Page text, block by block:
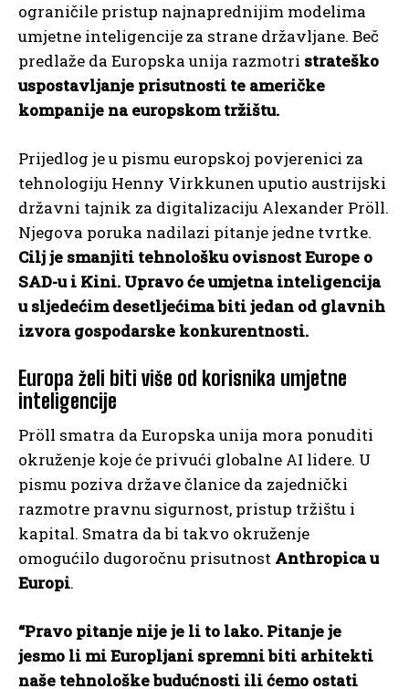
ograničile pristup najnaprednijim modelima
umjetne inteligencije za strane državljane. Beč
predlaže da Europska unija razmotri strateško
uspostavljanje prisutnosti te američke
kompanije na europskom tržištu.
Prijedlog je u pismu europskoj povjerenici za
tehnologiju Henny Virkkunen uputio austrijski
državni tajnik za digitalizaciju Alexander Pröll.
Njegova poruka nadilazi pitanje jedne tvrtke.
Cilj je smanjiti tehnološku ovisnost Europe o
SAD-u i Kini. Upravo će umjetna inteligencija
u sljedećim desetljećima biti jedan od glavnih
izvora gospodarske konkurentnosti.
Europa želi biti više od korisnika umjetne
inteligencije
Pröll smatra da Europska unija mora ponuditi
okruženje koje će privući globalne AI lidere. U
pismu poziva države članice da zajednički
razmotre pravnu sigurnost, pristup tržištu i
kapital. Smatra da bi takvo okruženje
omogućilo dugoročnu prisutnost Anthropica u
Europi.
“Pravo pitanje nije je li to lako. Pitanje je
jesmo li mi Europljani spremni biti arhitekti
naše tehnološke budućnosti ili ćemo ostati